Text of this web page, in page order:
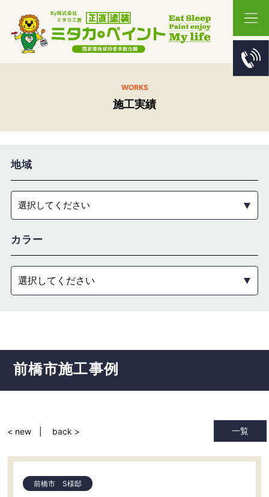
WORKS
施工実績
地域
選択してください
カラー
選択してください
前橋市施工事例
一覧
< new back >
前橋市 S様邸